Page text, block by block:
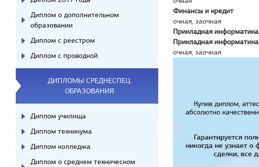
Финансы и кредит
очная, заочная
Прикладная информатика
Прикладная информатика
очная, заочная
Диплом о дополнительном
образовании
Диплом с реестром
Диплом с проводкой
ДИПЛОМЫ СРЕДНЕСПЕЦ.
ОБРАЗОВАНИЯ
Диплом училища
Диплом техникума
Диплом колледжа
Диплом о среднем техническом